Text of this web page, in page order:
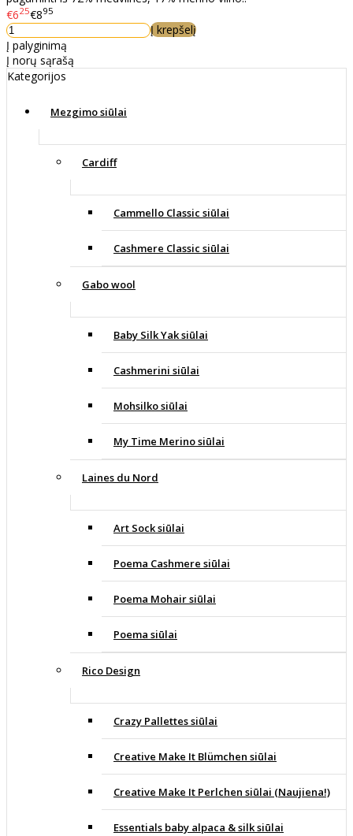
€625€895
Į krepšelį
Į palyginimą
Į norų sąrašą
Kategorijos
Mezgimo siūlai
Cardiff
Cammello Classic siūlai
Cashmere Classic siūlai
Gabo wool
Baby Silk Yak siūlai
Cashmerini siūlai
Mohsilko siūlai
My Time Merino siūlai
Laines du Nord
Art Sock siūlai
Poema Cashmere siūlai
Poema Mohair siūlai
Poema siūlai
Rico Design
Crazy Pallettes siūlai
Creative Make It Blümchen siūlai
Creative Make It Perlchen siūlai (Naujiena!)
Essentials baby alpaca & silk siūlai